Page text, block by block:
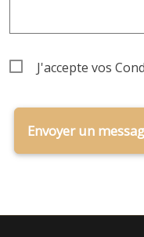
Terms
Conditions
J'accepte vos